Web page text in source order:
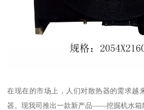
在现在的市场上，人们对散热器的需求越
器。现我司推出一款新产品——挖掘机水箱